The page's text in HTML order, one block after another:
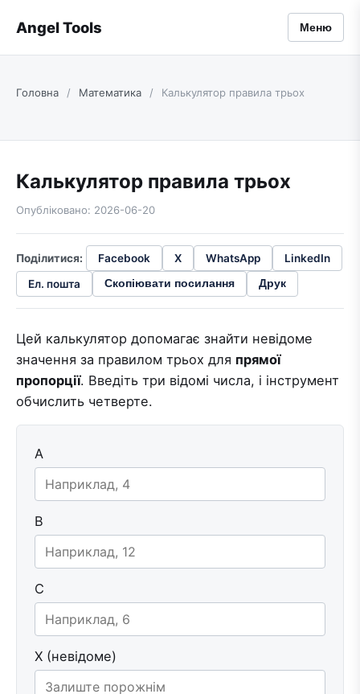
Angel Tools Меню
Головна / Математика / Калькулятор правила трьох
Калькулятор правила трьох
Опубліковано: 2026-06-20
Поділитися: Facebook X WhatsApp
LinkedIn
Ел. пошта
Скопіювати посилання Друк
Цей калькулятор допомагає знайти невідоме
значення за правилом трьох для прямої
пропорції. Введіть три відомі числа, і інструмент
обчислить четверте.
A
B
C
X (невідоме)